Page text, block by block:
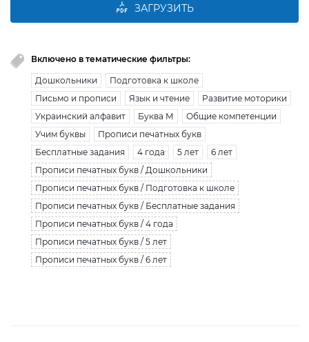
ЗАГРУЗИТЬ
Включено в тематические фильтры:
Дошкольники
Подготовка к школе
Письмо и прописи
Язык и чтение
Развитие моторики
Украинский алфавит
Буква М
Общие компетенции
Учим буквы
Прописи печатных букв
Бесплатные задания
4 года 5 лет
6 лет
Прописи печатных букв / Дошкольники
Прописи печатных букв / Подготовка к школе
Прописи печатных букв / Бесплатные задания
Прописи печатных букв / 4 года
Прописи печатных букв / 5 лет
Прописи печатных букв / 6 лет